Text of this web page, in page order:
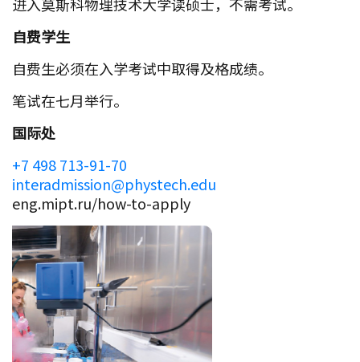
自费学生
自费生必须在入学考试中取得及格成绩。
笔试在七月举行。
国际处
+7 498 713-91-70
interadmission@phystech.edu
eng.mipt.ru/how-to-apply